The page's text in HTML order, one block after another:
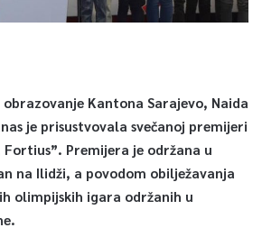
Kantona Sarajevo, Naida
je prisustvovala svečanoj premijeri
Premijera je održana u
na Ilidži, a povodom obilježavanja
olimpijskih igara održanih u